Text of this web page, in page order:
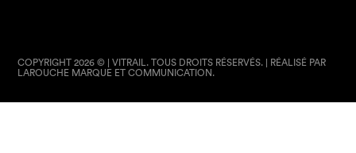
COPYRIGHT 2026 © | VITRAIL. TOUS DROITS RÉSERVÉS. | RÉALISÉ PAR
LAROUCHE MARQUE ET COMMUNICATION.